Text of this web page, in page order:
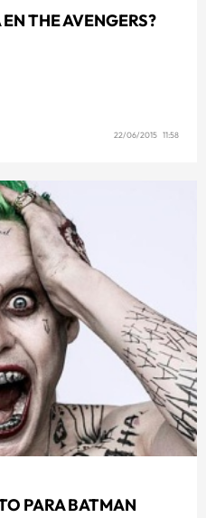
THE AVENGERS?
22/06/2015 11:58
PARA BATMAN